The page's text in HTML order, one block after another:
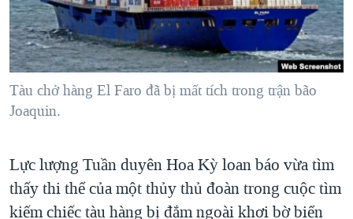
"Tìm"NGƯỜI VIỆT HẢI NGOẠI
ĐỜI SỐNG
KINH TẾ
KHOA HỌC
VĂN HOÁ
THỂ THAO
GIÁO DỤC
TẠI
HÀNH TRÌNH BẦU CỬ 2024
MỘT NĂM CHIẾN TRANH TẠI DẢI GAZA
GIẢI MÃ VÀNH ĐAI & CON ĐƯỜNG
NGÀY TỊ NẠN THẾ GIỚI
GROUND ZERO – XƯA VÀ NAY
CHI PHÍ CHIẾN TRANH AFGHANISTAN
VIDEO
NGHE
MẠNG XÃ HỘI
Ngôn ngữ khác
Tàu chở hàng El Faro đã bị mất tích trong trận bão
Joaquin.
Lực lượng Tuần duyên Hoa Kỳ loan báo vừa tìm
thấy thi thể của một thủy thủ đoàn trong cuộc tìm
kiếm chiếc tàu hàng bị đắm ngoài khơi bờ biển